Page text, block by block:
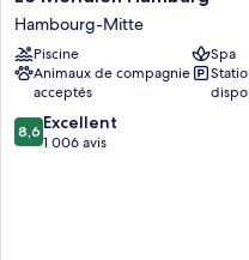
Méridien
Hamburg
Hambourg-
Mitte
Hambourg-Mitte
Piscine
Spa
Animaux de compagnie
acceptés
8.6
sur
8,6 Excellent
1 006 avis